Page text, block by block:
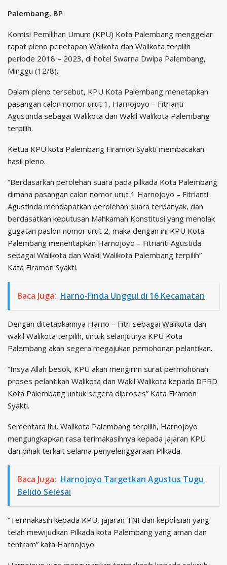
Palembang, BP
Komisi Pemilihan Umum (KPU) Kota Palembang menggelar
rapat pleno penetapan Walikota dan Walikota terpilih
periode 2018 – 2023, di hotel Swarna Dwipa Palembang,
Minggu (12/8).
Dalam pleno tersebut, KPU Kota Palembang menetapkan
pasangan calon nomor urut 1, Harnojoyo – Fitrianti
Agustinda sebagai Walikota dan Wakil Walikota Palembang
terpilih.
Ketua KPU kota Palembang Firamon Syakti membacakan
hasil pleno.
“Berdasarkan perolehan suara pada pilkada Kota Palembang
dimana pasangan calon nomor urut 1 Harnojoyo – Fitrianti
Agustinda mendapatkan perolehan suara terbanyak, dan
berdasatkan keputusan Mahkamah Konstitusi yang menolak
gugatan paslon nomor urut 2, maka dengan ini KPU Kota
Palembang menentapkan Harnojoyo – Fitrianti Agustida
sebagai Walikota dan Wakil Walikota Palembang terpilih”
Kata Firamon Syakti.
Baca Juga: Harno-Finda Unggul di 16 Kecamatan
Dengan ditetapkannya Harno – Fitri sebagai Walikota dan
wakil Walikota terpilih, untuk selanjutnya KPU Kota
Palembang akan segera megajukan pemohonan pelantikan.
“Insya Allah besok, KPU akan mengirim surat permohonan
proses pelantikan Walikota dan Wakil Walikota kepada DPRD
Kota Palembang untuk segera diproses” Kata Firamon
Syakti.
Sementara itu, Walikota Palembang terpilih, Harnojoyo
mengungkapkan rasa terimakasihnya kepada jajaran KPU
dan pihak terkait selama penyelenggaraan Pilkada.
Baca Juga: Harnojoyo Targetkan Agustus Tugu
Belido Selesai
“Terimakasih kepada KPU, jajaran TNI dan kepolisian yang
telah mewijudkan Pilkada kota Palembang yang aman dan
tentram” kata Harnojoyo.